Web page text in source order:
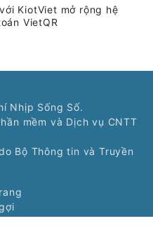
KiotViet mở rộng hệ
VietQR
Nhịp Sống Số.
mềm và Dịch vụ CNTT
Bộ Thông tin và Truyền